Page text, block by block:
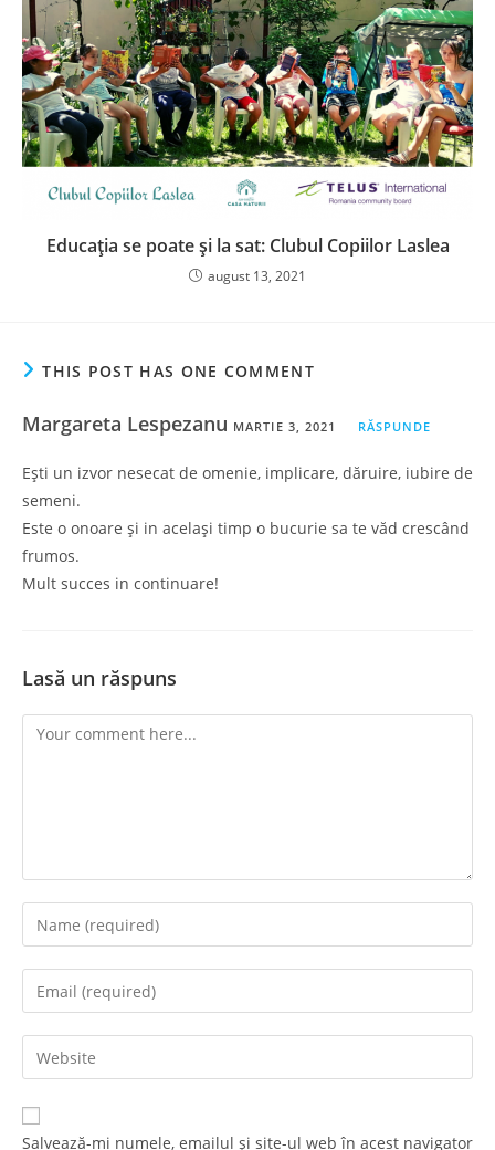
Educația se poate și la sat: Clubul Copiilor Laslea
august 13, 2021
THIS POST HAS ONE COMMENT
Margareta Lespezanu MARTIE 3, 2021 RĂSPUNDE
Ești un izvor nesecat de omenie, implicare, dăruire, iubire de
semeni.
Este o onoare și in același timp o bucurie sa te văd crescând
frumos.
Mult succes in continuare!
Lasă un răspuns
Salvează-mi numele, emailul și site-ul web în acest navigator